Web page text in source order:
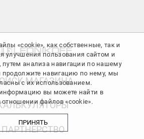
МАГАЗИНА
ПАРТНЕРСТВО
«cookie», как собственные, так и
улучшения пользования сайтом и
анализа навигации по нашему
продолжите навигацию по нему, мы
с их использованием.
вы можете найти в
отношении файлов «cookie».
ПРИНЯТЬ